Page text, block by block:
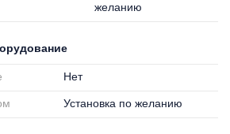
желанию
Нет
Установка по желанию